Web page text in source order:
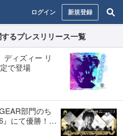
ログイン 新規登録
るプレスリリース一覧
ディズィー リ
で登場
部門のち
にて優勝！
FINALS』